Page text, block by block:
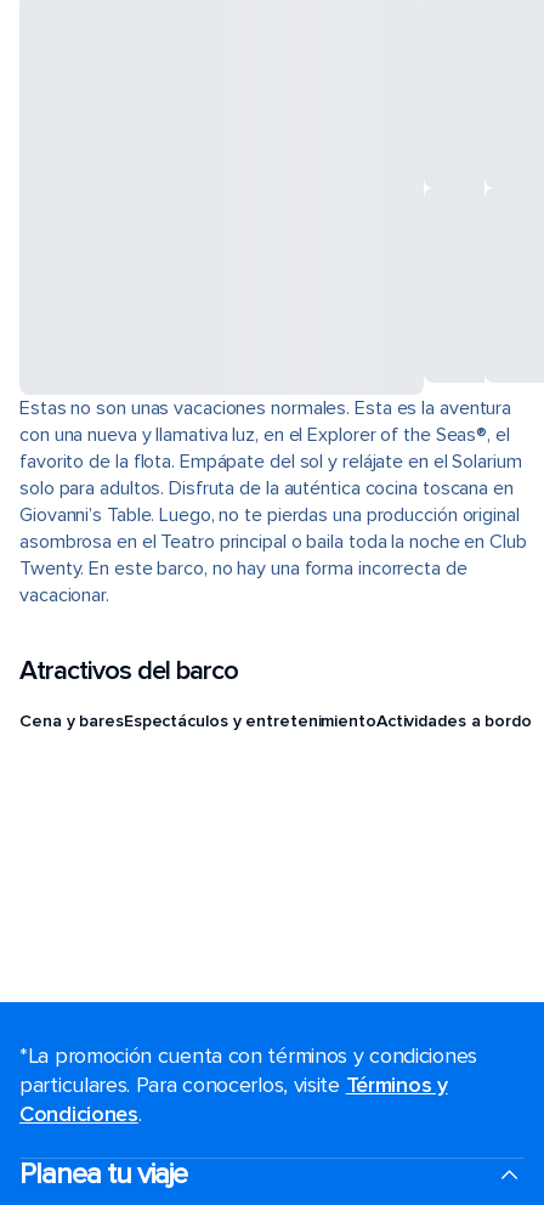
Estas no son unas vacaciones normales. Esta es la aventura
con una nueva y llamativa luz, en el Explorer of the Seas®, el
favorito de la flota. Empápate del sol y relájate en el Solarium
solo para adultos. Disfruta de la auténtica cocina toscana en
Giovanni’s Table. Luego, no te pierdas una producción original
asombrosa en el Teatro principal o baila toda la noche en Club
Twenty. En este barco, no hay una forma incorrecta de
vacacionar.
Atractivos del barco
Cena y baresEspectáculos y entretenimientoActividades a bordo
*La promoción cuenta con términos y condiciones
particulares. Para conocerlos, visite Términos y
Condiciones.
Planea tu viaje